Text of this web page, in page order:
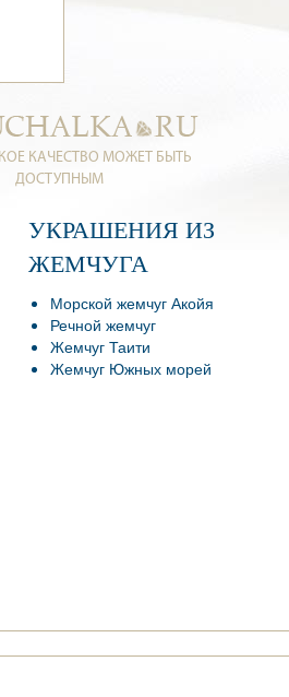
КАЧЕСТВО МОЖЕТ БЫТЬ
ДОСТУПНЫМ
УКРАШЕНИЯ ИЗ
ЖЕМЧУГА
Морской жемчуг Акойя
Речной жемчуг
Жемчуг Таити
Жемчуг Южных морей